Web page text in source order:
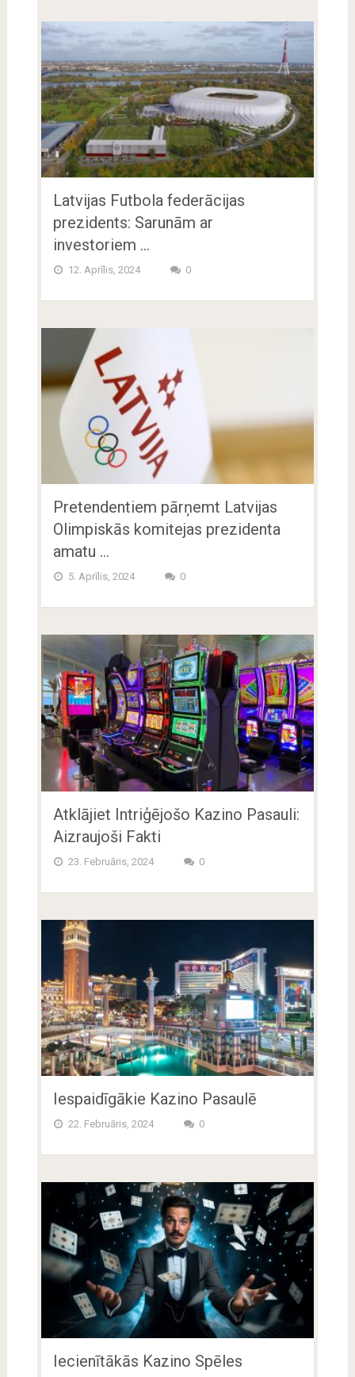
Latvijas Futbola federācijas
prezidents: Sarunām ar
investoriem …
12. Aprīlis, 2024 0
Pretendentiem pārņemt Latvijas
Olimpiskās komitejas prezidenta
amatu …
5. Aprīlis, 2024 0
Atklājiet Intriģējošo Kazino Pasauli:
Aizraujoši Fakti
23. Februāris, 2024 0
Iespaidīgākie Kazino Pasaulē
22. Februāris, 2024 0
Iecienītākās Kazino Spēles